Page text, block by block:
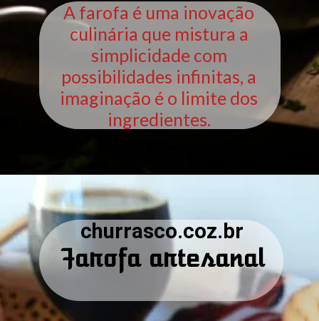
A farofa é uma inovação
culinária que mistura a
simplicidade com
possibilidades infinitas, a
imaginação é o limite dos
ingredientes.
Farofa artesanal
churrasco.coz.br